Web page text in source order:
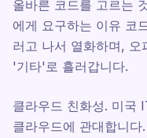
올바른 코드를 고르는
에게 요구하는 이유 코
러고 나서 열화하며, 오
'기타'로 흘러갑니다.
클라우드 친화성. 미국
클라우드에 관대합니